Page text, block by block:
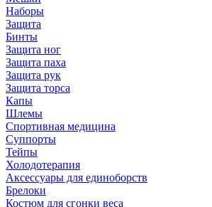
Наборы
Защита
Бинты
Защита ног
Защита паха
Защита рук
Защита торса
Капы
Шлемы
Спортивная медицина
Суппорты
Тейпы
Холодотерапия
Аксессуары для единоборств
Брелоки
Костюм для сгонки веса